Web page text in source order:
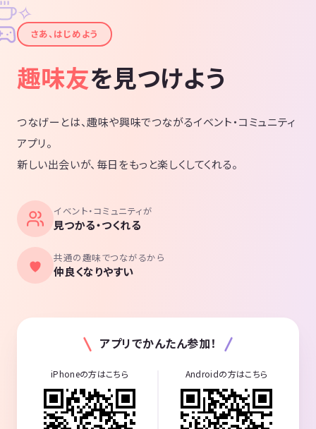
✦
✧
さあ、はじめよう
趣味友を見つけよう
つなげーとは、趣味や興味でつながるイベント・コミュニティ
アプリ。
新しい出会いが、毎日をもっと楽しくしてくれる。
イベント・コミュニティが
見つかる・つくれる
共通の趣味でつながるから
仲良くなりやすい
アプリでかんたん参加！
iPhoneの方はこちら Androidの方はこちら